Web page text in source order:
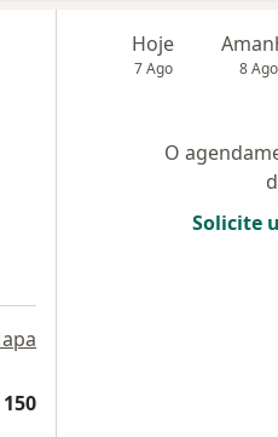
150
Hoje
7 Ago 8 Ago
O
Solicite